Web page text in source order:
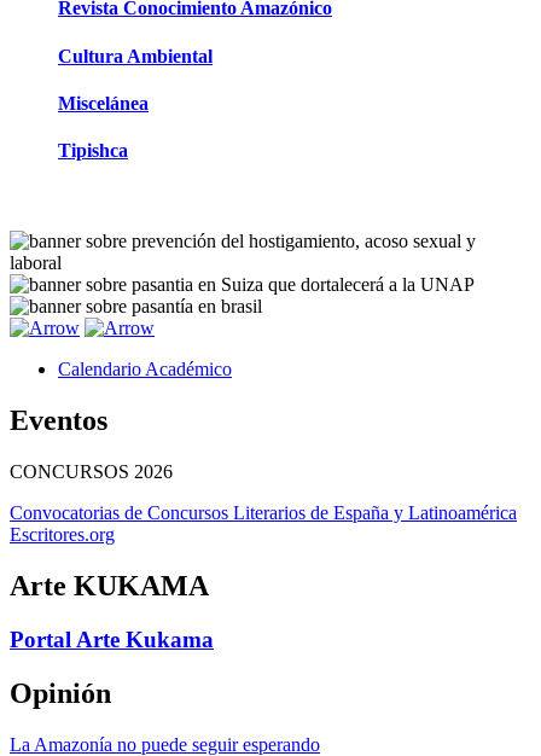
Revista Conocimiento Amazónico
Cultura Ambiental
Miscelánea
Tipishca
Calendario Académico
Eventos
CONCURSOS 2026
Convocatorias de Concursos Literarios de España y Latinoamérica
Escritores.org
Arte KUKAMA
Portal Arte Kukama
Opinión
La Amazonía no puede seguir esperando